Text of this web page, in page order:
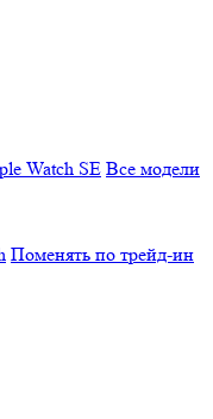
Watch SE Все модели
Поменять по трейд-ин